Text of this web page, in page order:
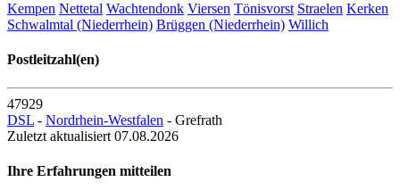
Kempen Nettetal Wachtendonk Viersen Tönisvorst Straelen Kerken
Schwalmtal (Niederrhein) Brüggen (Niederrhein) Willich
Postleitzahl(en)
47929
DSL - Nordrhein-Westfalen - Grefrath
Zuletzt aktualisiert 07.08.2026
Ihre Erfahrungen mitteilen